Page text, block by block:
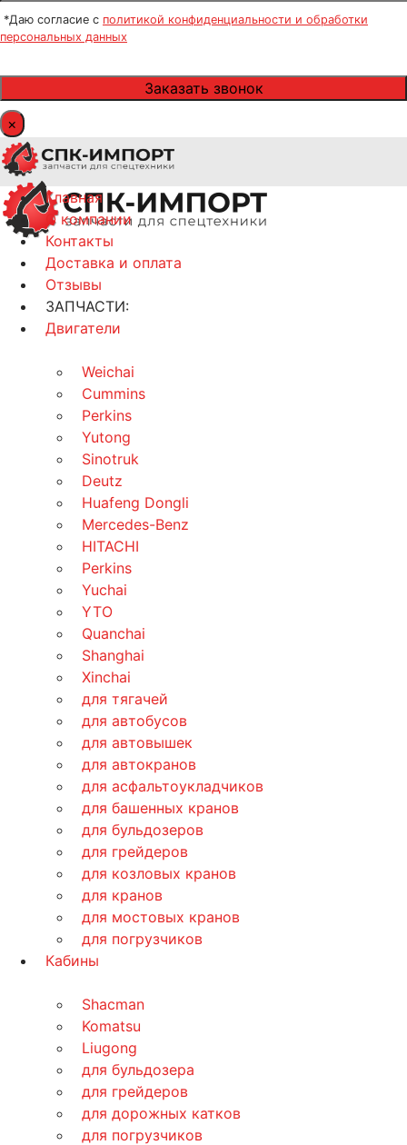
*Даю согласие с политикой конфиденциальности и обработки
персональных данных
×
Главная
О компании
Контакты
Доставка и оплата
Отзывы
ЗАПЧАСТИ:
Двигатели
Weichai
Cummins
Perkins
Yutong
Sinotruk
Deutz
Huafeng Dongli
Mercedes-Benz
HITACHI
Perkins
Yuchai
YTO
Quanchai
Shanghai
Xinchai
для тягачей
для автобусов
для автовышек
для автокранов
для асфальтоукладчиков
для башенных кранов
для бульдозеров
для грейдеров
для козловых кранов
для кранов
для мостовых кранов
для погрузчиков
Кабины
Shacman
Komatsu
Liugong
для бульдозера
для грейдеров
для дорожных катков
для погрузчиков